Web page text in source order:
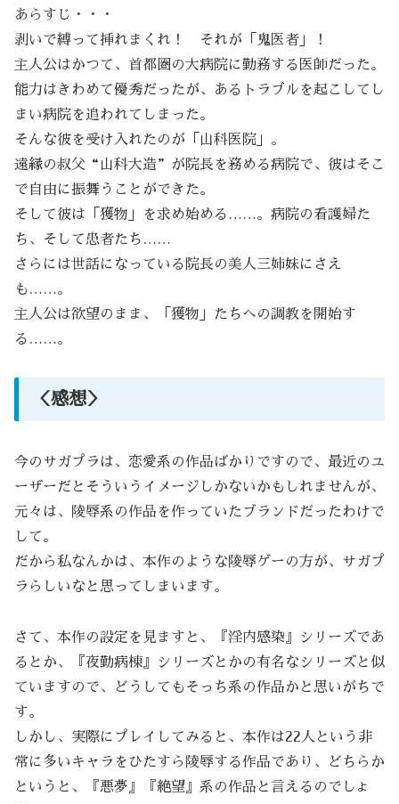
あらすじ・・・
剥いで縛って挿れまくれ！ それが「鬼医者」！
主人公はかつて、首都圏の大病院に勤務する医師だった。
能力はきわめて優秀だったが、あるトラブルを起こしてし
まい病院を追われてしまった。
そんな彼を受け入れたのが「山科医院」。
遠縁の叔父“山科大造”が院長を務める病院で、彼はそこ
で自由に振舞うことができた。
そして彼は「獲物」を求め始める……。病院の看護婦た
ち、そして患者たち……
さらには世話になっている院長の美人三姉妹にさえ
も……。
主人公は欲望のまま、「獲物」たちへの調教を開始す
る……。
＜感想＞
今のサガプラは、恋愛系の作品ばかりですので、最近のユ
ーザーだとそういうイメージしかないかもしれませんが、
元々は、陵辱系の作品を作っていたブランドだったわけで
して。
だから私なんかは、本作のような陵辱ゲーの方が、サガプ
ラらしいなと思ってしまいます。
さて、本作の設定を見ますと、『淫内感染』シリーズであ
るとか、『夜勤病棟』シリーズとかの有名なシリーズと似
ていますので、どうしてもそっち系の作品かと思いがちで
す。
しかし、実際にプレイしてみると、本作は22人という非
常に多いキャラをひたすら陵辱する作品であり、どちらか
というと、『悪夢』『絶望』系の作品と言えるのでしょ